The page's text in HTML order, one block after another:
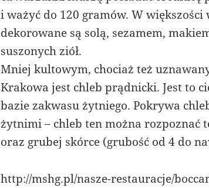
i ważyć do 120 gramów. W
dekorowane są solą, sezamem,
suszonych ziół.
Mniej kultowym, chociaż też
Krakowa jest chleb prądnicki. Jest to
bazie zakwasu żytniego. Pokrywa
żytnimi – chleb ten można rozpoznać
oraz grubej skórce (grubość od 4 do
http://mshg.pl/nasze-restauracje/